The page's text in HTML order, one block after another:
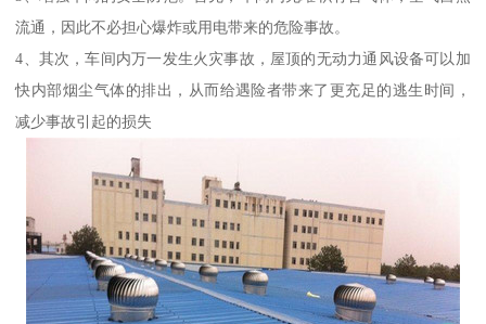
流通，因此不必担心爆炸或用电带来的危险事故。
4、其次，车间内万一发生火灾事故，屋顶的无动力通风设备可以加
快内部烟尘气体的排出，从而给遇险者带来了更充足的逃生时间，
减少事故引起的损失